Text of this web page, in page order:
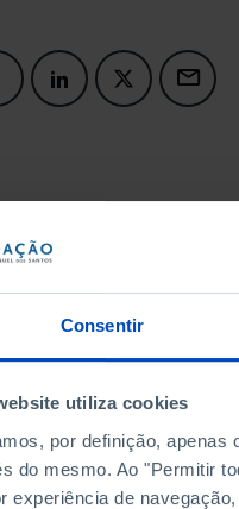
Consentir
utiliza cookies
por definição, apenas
do mesmo. Ao "Permitir
experiência de